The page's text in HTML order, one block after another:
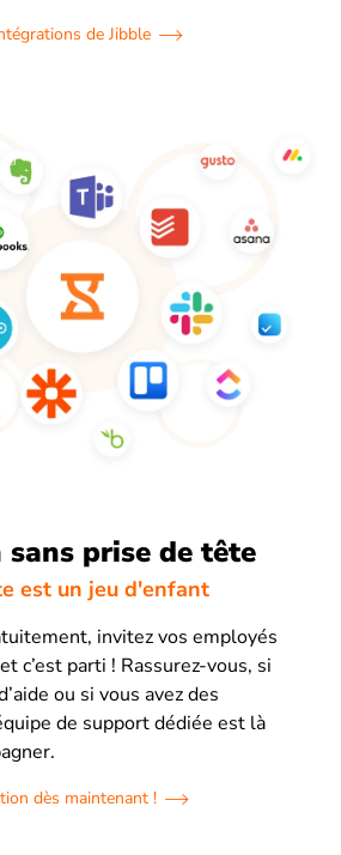
de Jibble
prise de tête
est un jeu d'enfant
invitez vos employés
c’est parti ! Rassurez-vous, si
ou si vous avez des
de support dédiée est là
dès maintenant !